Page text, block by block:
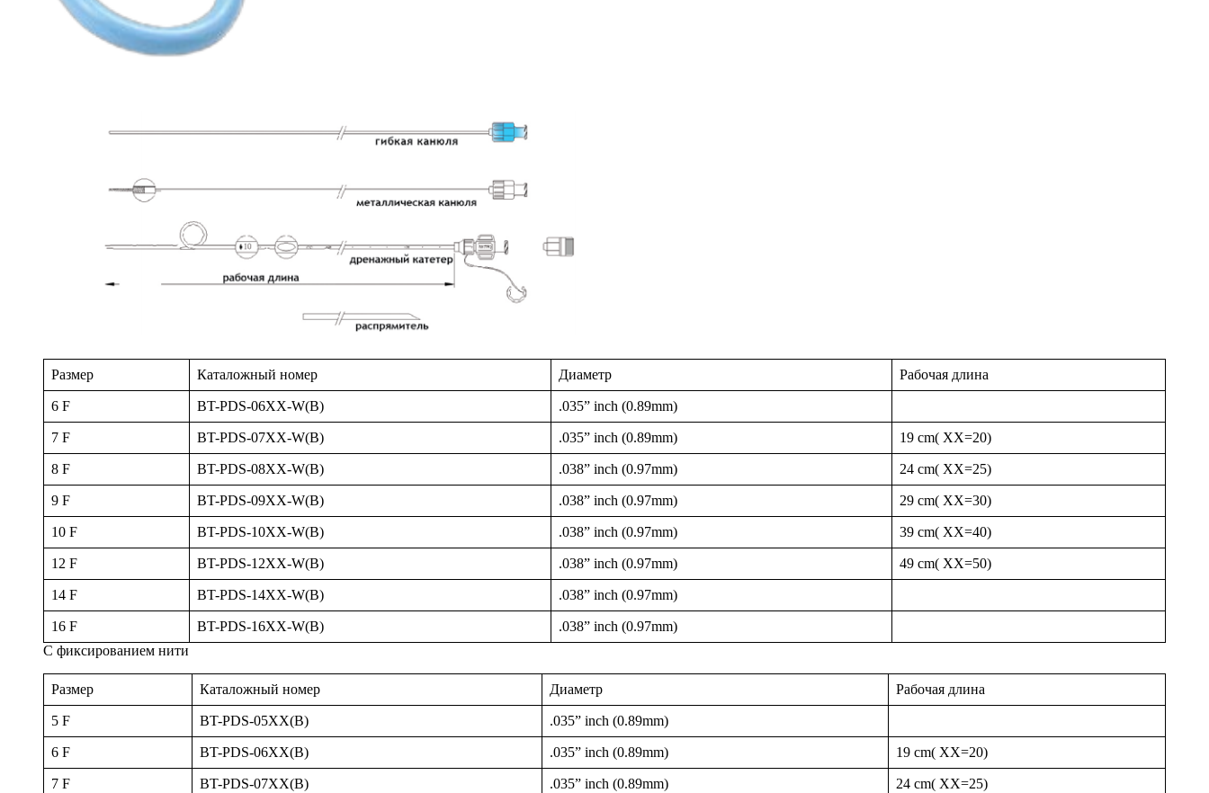
Размер Каталожный номер Диаметр Рабочая длина
6 F BT-PDS-06XX-W(B) .035” inch (0.89mm)
7 F BT-PDS-07XX-W(B) .035” inch (0.89mm) 19 cm( XX=20)
8 F BT-PDS-08XX-W(B) .038” inch (0.97mm) 24 cm( XX=25)
9 F BT-PDS-09XX-W(B) .038” inch (0.97mm) 29 cm( XX=30)
10 F BT-PDS-10XX-W(B) .038” inch (0.97mm) 39 cm( XX=40)
12 F BT-PDS-12XX-W(B) .038” inch (0.97mm) 49 cm( XX=50)
14 F BT-PDS-14XX-W(B) .038” inch (0.97mm)
16 F BT-PDS-16XX-W(B)
.038” inch (0.97mm)
С фиксированием нити
Размер Каталожный номер Диаметр Рабочая длина
5 F BT-PDS-05XX(B) .035” inch (0.89mm)
6 F BT-PDS-06XX(B) .035” inch (0.89mm) 19 cm( XX=20)
7 F BT-PDS-07XX(B) .035” inch (0.89mm) 24 cm( XX=25)